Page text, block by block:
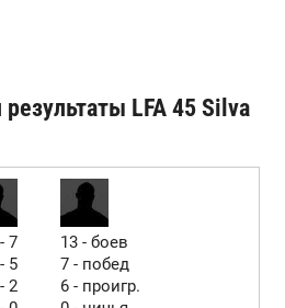
LFA 45 Silva
7
5
2
13 - боев
7 - побед
6 - проигр.